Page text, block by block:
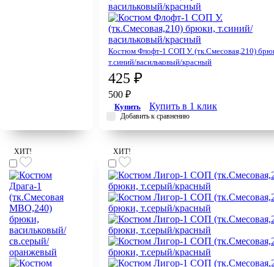
Костюм Флофт-1 СОП У. (тк.Смесовая,210)
т.синий/васильковый/красный
425 ₽
500 ₽
Купить Купить в 1 клик
Добавить к сравнению
ХИТ! ХИТ!